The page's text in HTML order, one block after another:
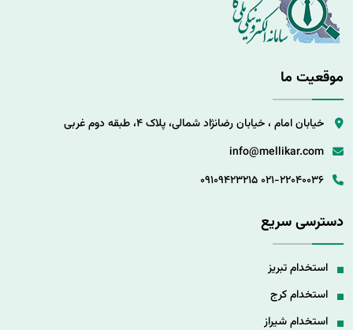
موقعیت ما
خیابان امام ، خیابان رضانژاد شمالی، پلاک 4، طبقه دوم غربی
info@mellikar.com
021-22040036
09109423215
دسترسی سریع
استخدام تبریز
استخدام کرج
استخدام شیراز